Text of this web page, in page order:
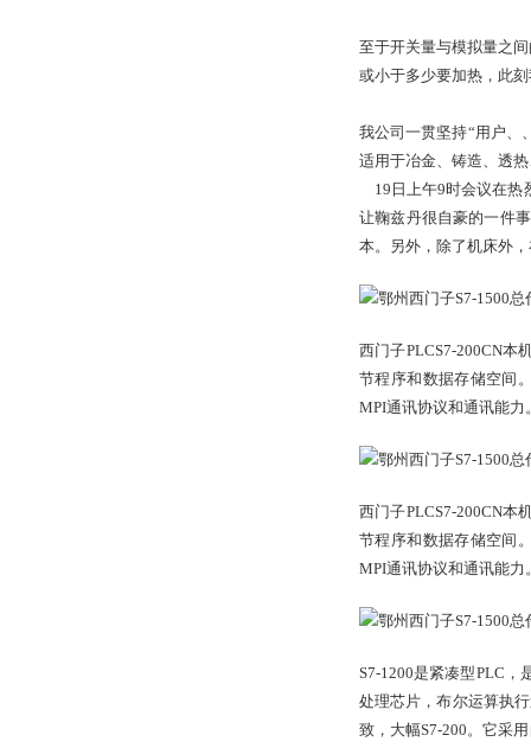
至于开关量与模拟量之
或小于多少要加热，此
我公司一贯坚持“用户、
适用于冶金、铸造、透
19日上午9时会议在热
让鞠兹丹很自豪的一件
本。另外，除了机床外
西门子PLCS7-200CN本
节程序和数据存储空间
MPI通讯协议和通讯能
西门子PLCS7-200CN本
节程序和数据存储空间
MPI通讯协议和通讯能
S7-1200是紧凑型PLC，
处理芯片，布尔运算执
致，大幅S7-200。它采